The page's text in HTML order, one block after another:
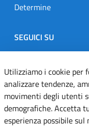
Determine
SEGUICI SU
Designers Italia
Twitter
Dichiarazione di
Utilizziamo i cookie per
analizzare tendenze,
movimenti degli utenti
demografiche. Accetta
esperienza possibile